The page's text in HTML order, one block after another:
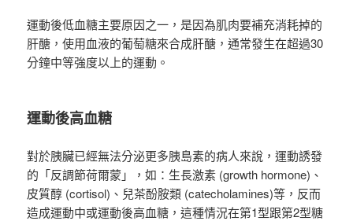
運動後低血糖主要原因之一，是因為肌肉要補充消耗掉的
肝醣，使用血液的葡萄糖來合成肝醣，通常發生在超過30
分鐘中等強度以上的運動。
運動後高血糖
對於胰臟已經無法分泌更多胰島素的病人來說，運動誘發
的「反調節荷爾蒙」，如：生長激素 (growth hormone)、
皮質醇 (cortisol)、兒茶酚胺類 (catecholamines)等，反而
造成運動中或運動後高血糖，這種情況在第1型跟第2型糖